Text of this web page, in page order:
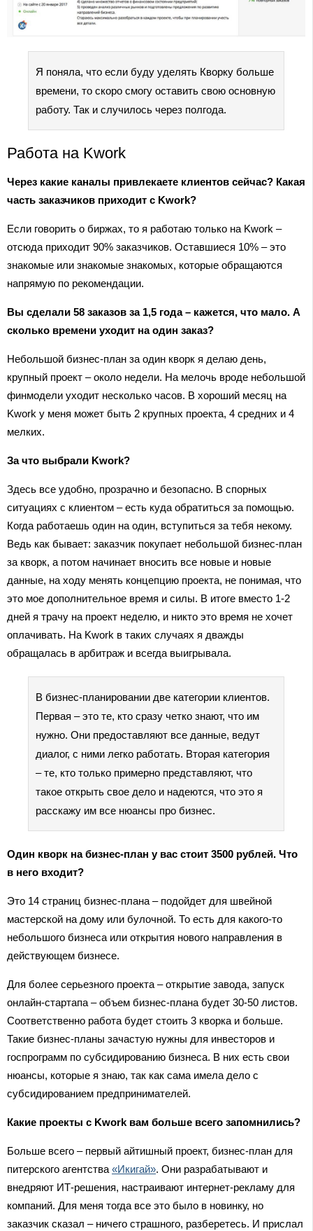
Я поняла, что если буду уделять Кворку больше
времени, то скоро смогу оставить свою основную
работу. Так и случилось через полгода.
Работа на Kwork
Через какие каналы привлекаете клиентов сейчас? Какая
часть заказчиков приходит с Kwork?
Если говорить о биржах, то я работаю только на Kwork –
отсюда приходит 90% заказчиков. Оставшиеся 10% – это
знакомые или знакомые знакомых, которые обращаются
напрямую по рекомендации.
Вы сделали 58 заказов за 1,5 года – кажется, что мало. А
сколько времени уходит на один заказ?
Небольшой бизнес-план за один кворк я делаю день,
крупный проект – около недели. На мелочь вроде небольшой
финмодели уходит несколько часов. В хороший месяц на
Kwork у меня может быть 2 крупных проекта, 4 средних и 4
мелких.
За что выбрали Kwork?
Здесь все удобно, прозрачно и безопасно. В спорных
ситуациях с клиентом – есть куда обратиться за помощью.
Когда работаешь один на один, вступиться за тебя некому.
Ведь как бывает: заказчик покупает небольшой бизнес-план
за кворк, а потом начинает вносить все новые и новые
данные, на ходу менять концепцию проекта, не понимая, что
это мое дополнительное время и силы. В итоге вместо 1-2
дней я трачу на проект неделю, и никто это время не хочет
оплачивать. На Kwork в таких случаях я дважды
обращалась в арбитраж и всегда выигрывала.
В бизнес-планировании две категории клиентов.
Первая – это те, кто сразу четко знают, что им
нужно. Они предоставляют все данные, ведут
диалог, с ними легко работать. Вторая категория
– те, кто только примерно представляют, что
такое открыть свое дело и надеются, что это я
расскажу им все нюансы про бизнес.
Один кворк на бизнес-план у вас стоит 3500 рублей. Что
в него входит?
Это 14 страниц бизнес-плана – подойдет для швейной
мастерской на дому или булочной. То есть для какого-то
небольшого бизнеса или открытия нового направления в
действующем бизнесе.
Для более серьезного проекта – открытие завода, запуск
онлайн-стартапа – объем бизнес-плана будет 30-50 листов.
Соответственно работа будет стоить 3 кворка и больше.
Такие бизнес-планы зачастую нужны для инвесторов и
госпрограмм по субсидированию бизнеса. В них есть свои
нюансы, которые я знаю, так как сама имела дело с
субсидированием предпринимателей.
Какие проекты с Kwork вам больше всего запомнились?
Больше всего – первый айтишный проект, бизнес-план для
питерского агентства «Икигай». Они разрабатывают и
внедряют ИТ-решения, настраивают интернет-рекламу для
компаний. Для меня тогда все это было в новинку, но
заказчик сказал – ничего страшного, разберетесь. И прислал